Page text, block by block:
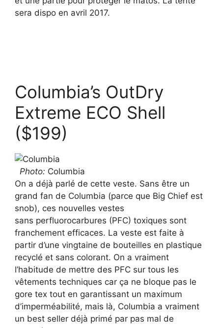
sera dispo en avril 2017.
Columbia’s OutDry
Extreme ECO Shell
($199)
Photo: Columbia
On a déjà parlé de cette veste. Sans être un
grand fan de Columbia (parce que Big Chief est
snob), ces nouvelles vestes
sans perfluorocarbures (PFC) toxiques sont
franchement efficaces. La veste est faite à
partir d’une vingtaine de bouteilles en plastique
recyclé et sans colorant. On a vraiment
l’habitude de mettre des PFC sur tous les
vêtements techniques car ça ne bloque pas le
gore tex tout en garantissant un maximum
d’imperméabilité, mais là, Columbia a vraiment
un best seller déjà primé par pas mal de